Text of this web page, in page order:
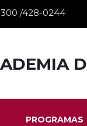
/428-0244
PROGRAMAS